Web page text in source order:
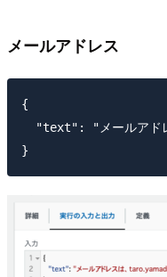
メールアドレス
{
"text": "メールア